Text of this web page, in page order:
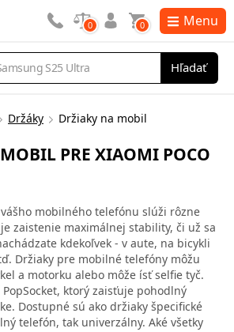
Hľadať
0 0 Menu
Držáky Držiaky na mobil
PRE XIAOMI POCO
mobilného telefónu slúži rôzne
zaistenie maximálnej stability, či už sa
kdekoľvek - v aute, na bicykli
Držiaky pre mobilné telefóny môžu
a motorku alebo môže ísť selfie tyč.
ktorý zaisťuje pohodlný
Dostupné sú ako držiaky špecifické
telefón, tak univerzálny. Aké všetky